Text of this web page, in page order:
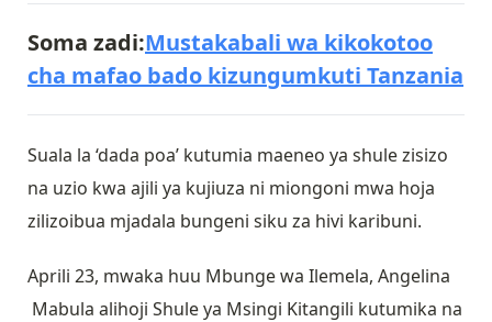
Soma zadi:Mustakabali wa kikokotoo
cha mafao bado kizungumkuti Tanzania
Suala la ‘dada poa’ kutumia maeneo ya shule zisizo
na uzio kwa ajili ya kujiuza ni miongoni mwa hoja
zilizoibua mjadala bungeni siku za hivi karibuni.
Aprili 23, mwaka huu Mbunge wa Ilemela, Angelina
Mabula alihoji Shule ya Msingi Kitangili kutumika na